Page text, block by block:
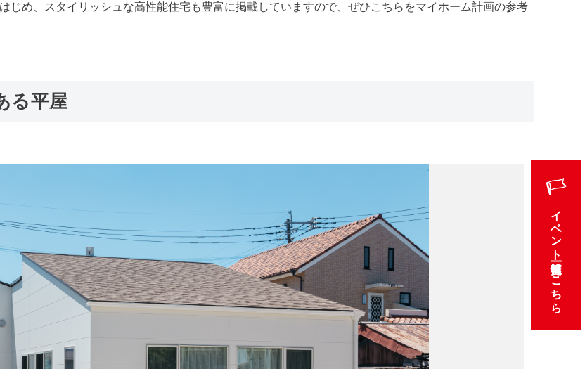
じめ、スタイリッシュな高性能住宅も豊富に掲載していますので、ぜひこちらをマイホーム計画の参考
る平屋
イベント情報一覧はこちら